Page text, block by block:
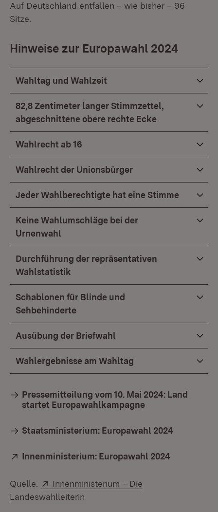
Auf Deutschland entfallen – wie bisher – 96
Sitze.
Hinweise zur Europawahl 2024
Wahltag und Wahlzeit
82,8 Zentimeter langer Stimmzettel,
abgeschnittene obere rechte Ecke
Wahlrecht ab 16
Wahlrecht der Unionsbürger
Jeder Wahlberechtigte hat eine Stimme
Keine Wahlumschläge bei der
Urnenwahl
Durchführung der repräsentativen
Wahlstatistik
Schablonen für Blinde und
Sehbehinderte
Ausübung der Briefwahl
Wahlergebnisse am Wahltag
Pressemitteilung vom 10. Mai 2024: Land
startet Europawahlkampagne
Staatsministerium: Europawahl 2024
Extern:
Innenministerium: Europawahl 2024
Quelle: Extern:
Innenministerium – Die
Landeswahlleiterin